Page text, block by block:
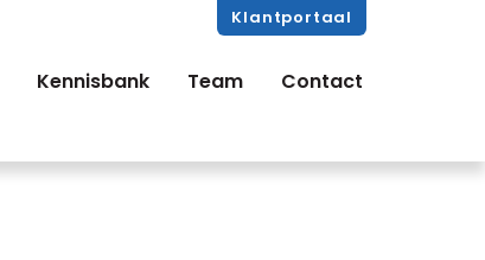
Klantportaal
Kennisbank Team Contact